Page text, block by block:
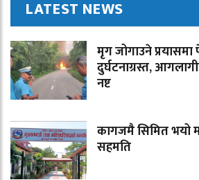
LATEST NEWS
मृग जोगाउने प्रयासमा
दुर्घटनाग्रस्त,
नष्ट
कागजमै सिमित भयो
सहमति